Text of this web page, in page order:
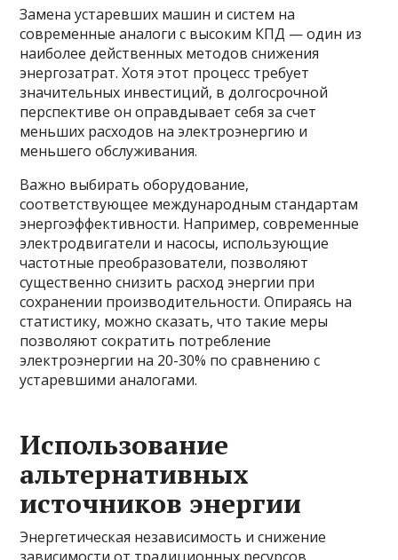
Замена устаревших машин и систем на
современные аналоги с высоким КПД — один из
наиболее действенных методов снижения
энергозатрат. Хотя этот процесс требует
значительных инвестиций, в долгосрочной
перспективе он оправдывает себя за счет
меньших расходов на электроэнергию и
меньшего обслуживания.
Важно выбирать оборудование,
соответствующее международным стандартам
энергоэффективности. Например, современные
электродвигатели и насосы, использующие
частотные преобразователи, позволяют
существенно снизить расход энергии при
сохранении производительности. Опираясь на
статистику, можно сказать, что такие меры
позволяют сократить потребление
электроэнергии на 20-30% по сравнению с
устаревшими аналогами.
Использование
альтернативных
источников энергии
Энергетическая независимость и снижение